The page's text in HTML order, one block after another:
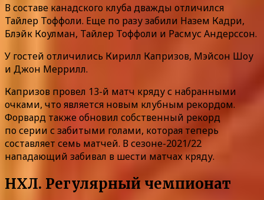
В составе канадского клуба дважды отличился
Тайлер Тоффоли. Еще по разу забили Назем Кадри,
Блэйк Коулман, Тайлер Тоффоли и Расмус Андерссон.
У гостей отличились Кирилл Капризов, Мэйсон Шоу
и Джон Меррилл.
Капризов провел 13-й матч кряду с набранными
очками, что является новым клубным рекордом.
Форвард также обновил собственный рекорд
по серии с забитыми голами, которая теперь
составляет семь матчей. В сезоне-2021/22
нападающий забивал в шести матчах кряду.
НХЛ. Регулярный чемпионат